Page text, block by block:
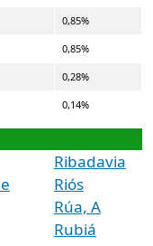
0,85%
0,85%
0,28%
0,14%
Ribadavia
Riós
Rúa, A
Rubiá